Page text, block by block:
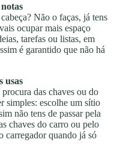
Não o faças, já tens
ocupar mais espaço
tarefas ou listas, em
é garantido que não há
usas
das chaves ou do
simples: escolhe um sítio
não tens de passar pela
chaves do carro ou pelo
carregador quando já só